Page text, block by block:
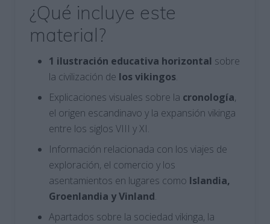
¿Qué incluye este
material?
1 ilustración educativa horizontal sobre
la civilización de los vikingos.
Explicaciones visuales sobre la cronología,
el origen escandinavo y la expansión vikinga
entre los siglos VIII y XI.
Información relacionada con los viajes de
exploración, el comercio y los
asentamientos en lugares como Islandia,
Groenlandia y Vinland.
Apartados sobre la sociedad vikinga, la